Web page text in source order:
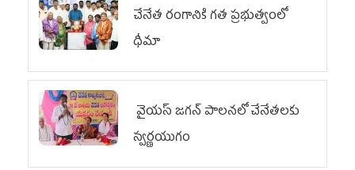
చేనేత రంగానికి గత ప్రభుత్వంలో
ధీమా
వైయ‌స్ జగన్ పాలనలో చేనేతలకు
స్వర్ణయుగం